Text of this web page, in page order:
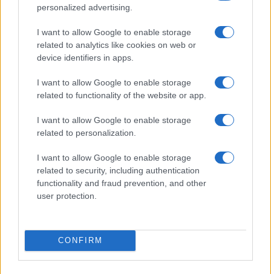
personalized advertising.
I want to allow Google to enable storage
related to analytics like cookies on web or
device identifiers in apps.
I want to allow Google to enable storage
related to functionality of the website or app.
I want to allow Google to enable storage
related to personalization.
I want to allow Google to enable storage
related to security, including authentication
functionality and fraud prevention, and other
user protection.
CONFIRM
2011-10-19 8:01:02
Valaki segítsen!Melyik jobb?Samsung Galaxy 2 vagy az Iphone 4 S??
2011-10-20 16:46:30
Monaro220Néztem,hogy mit tud 4s meg galaxy s 2,de jóformán
ugyanazt!ezért nem tom,h mi legyen :D
misi777
2011-10-20 18:20:59